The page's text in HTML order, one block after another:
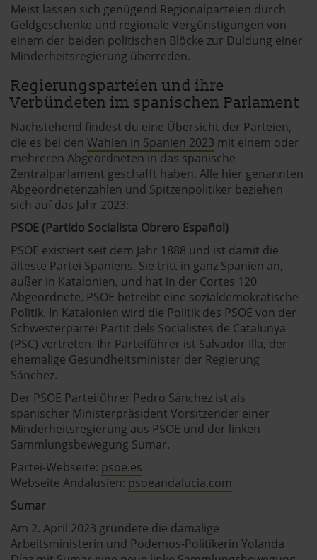
Meist lassen sich genügend Regionalparteien durch
Geldgeschenke und regionale Vergünstigungen von
einem der beiden politischen Blöcke zur Duldung einer
Minderheitsregierung überreden.
Regierungsparteien und ihre
Verbündeten im spanischen Parlament
Nachstehend findest du eine Übersicht der Parteien,
die es bei den Wahlen in Spanien 2023 mit einem oder
mehreren Abgeordneten in das spanische
Zentralparlament geschafft haben. Alle hier genannten
Abgeordnetenzahlen und Spitzenpolitiker beziehen
sich auf das Jahr 2023:
PSOE (Partido Socialista Obrero Español)
PSOE existiert seit dem Jahr 1888 und ist damit die
älteste Partei Spaniens. Sie tritt in ganz Spanien an,
außer in Katalonien, und hat in der Cortes 120
Abgeordnete. PSOE betreibt eine sozialdemokratische
Politik. In Katalonien wird die Politik des PSOE von der
Schwesterpartei Partit dels Socialistes de Catalunya
(PSC) vertreten. Ihr Parteiführer ist Salvador Illa, der
ehemalige Gesundheitsminister der Regierung
Sánchez.
Der PSOE Parteiführer Pedro Sánchez ist als
spanischer Ministerpräsident Vorsitzender einer
Minderheitsregierung aus PSOE und der linken
Sammlungsbewegung Sumar.
Partei-Webseite: psoe.es
Webseite Andalusien: psoeandalucia.com
Sumar
Am 2. April 2023 gründete die damalige
Arbeitsministerin und Podemos-Politikerin Yolanda